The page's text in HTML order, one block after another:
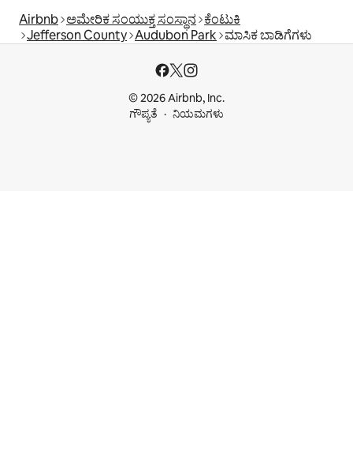
Airbnb ಅಮೇರಿಕ ಸಂಯುಕ್ತ ಸಂಸ್ಥಾನ ಕೆಂಟುಕಿ
Jefferson County Audubon Park ಮಾಸಿಕ ಬಾಡಿಗೆಗಳು
© 2026 Airbnb, Inc.
ಗೌಪ್ಯತೆ
ನಿಯಮಗಳು